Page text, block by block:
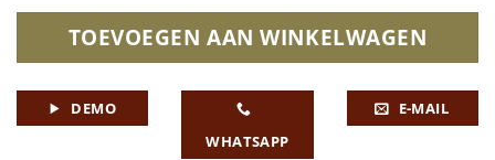
TOEVOEGEN AAN WINKELWAGEN
DEMO
WHATSAPP
E-MAIL